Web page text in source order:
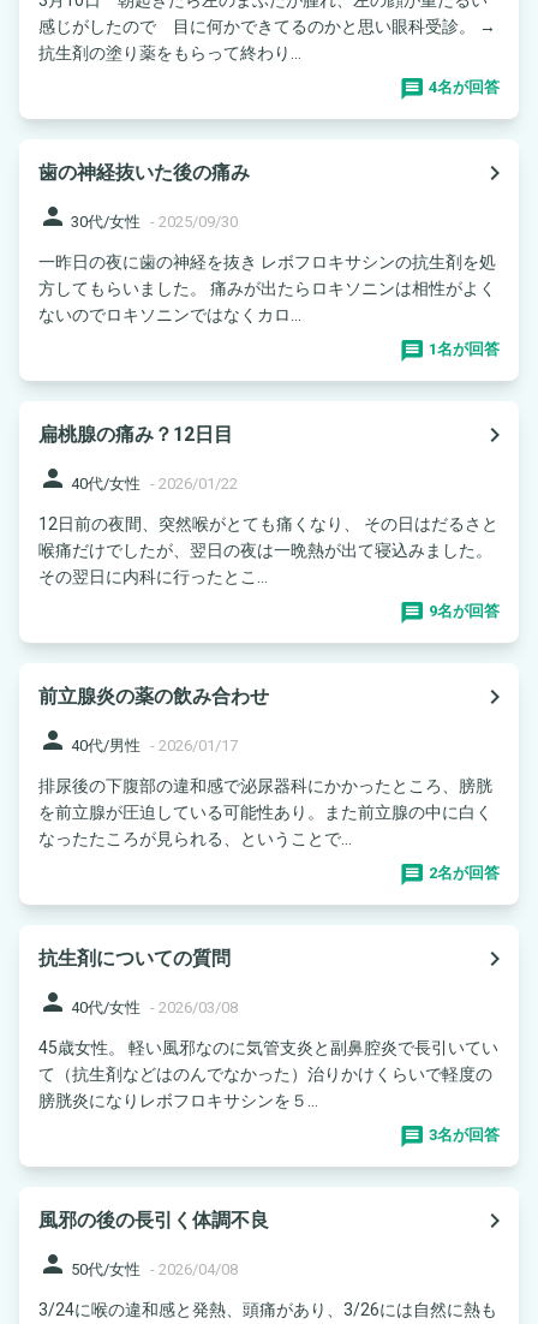
感じがしたので 目に何かできてるのかと思い眼科受診。 →
抗生剤の塗り薬をもらって終わり...
4名が回答
歯の神経抜いた後の痛み
navigate_next
person 30代/女性 - 2025/09/30
一昨日の夜に歯の神経を抜き レボフロキサシンの抗生剤を処
方してもらいました。 痛みが出たらロキソニンは相性がよく
ないのでロキソニンではなくカロ...
1名が回答
扁桃腺の痛み？12日目
navigate_next
person 40代/女性 - 2026/01/22
12日前の夜間、突然喉がとても痛くなり、 その日はだるさと
喉痛だけでしたが、翌日の夜は一晩熱が出て寝込みました。
その翌日に内科に行ったとこ...
9名が回答
前立腺炎の薬の飲み合わせ
navigate_next
person 40代/男性 - 2026/01/17
排尿後の下腹部の違和感で泌尿器科にかかったところ、膀胱
を前立腺が圧迫している可能性あり。また前立腺の中に白く
なったたころが見られる、ということで...
2名が回答
抗生剤についての質問
navigate_next
person 40代/女性 - 2026/03/08
45歳女性。 軽い風邪なのに気管支炎と副鼻腔炎で長引いてい
て（抗生剤などはのんでなかった）治りかけくらいで軽度の
膀胱炎になりレボフロキサシンを５...
3名が回答
風邪の後の長引く体調不良
navigate_next
person 50代/女性 - 2026/04/08
3/24に喉の違和感と発熱、頭痛があり、3/26には自然に熱も